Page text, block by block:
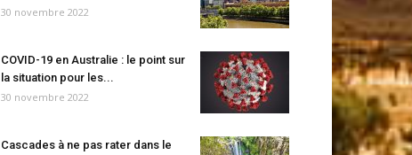
30 novembre 2022
COVID-19 en Australie : le point sur
la situation pour les...
30 novembre 2022
Cascades à ne pas rater dans le